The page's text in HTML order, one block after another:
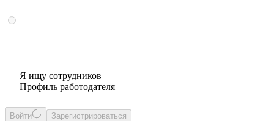
Я ищу сотрудников
Профиль работодателя
Войти Зарегистрироваться